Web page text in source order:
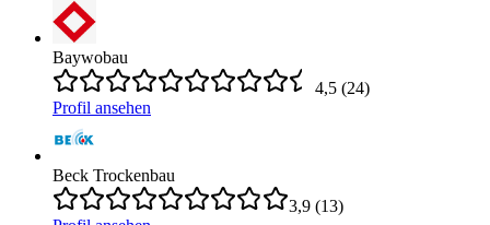
Baywobau
4,5 (24)
Profil ansehen
Beck Trockenbau
3,9 (13)